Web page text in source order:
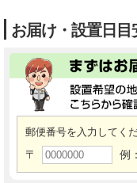
お届け・設置日目
郵便番号を入力してく
〒 例：